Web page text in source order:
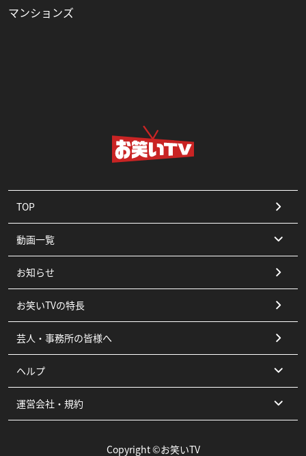
マンションズ
TOP
動画一覧
コント
漫才
ピン
その他
お知らせ
お笑いTVの特長
芸人・事務所の皆様へ
ヘルプ
よくある質問
運営会社・規約
Copyright ©お笑いTV